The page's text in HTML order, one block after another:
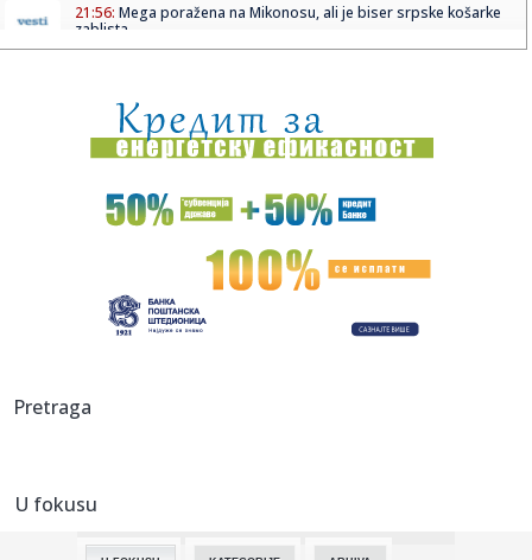
21:56: Mega poražena na Mikonosu, ali je biser srpske košarke
zablista...
21:52:Visoke temperature dodatno opterećuju gume: Evo kada
vožnja mo...
21:52:Iran poslao važnu poruku Americi! Vens otkrio šta je
Teheran ob...
"Nikada neću zaboraviti šta su mi uradili" Edita tek izašla
21:46:Poseta Zelenskog: "Beograd šalje poruku Briselu,
kont...
21:38:
Pretraga
U fokusu